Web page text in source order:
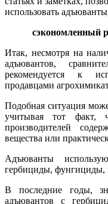
использовать
сэкономленный
Итак, несмотря на
адъювантов,
рекомендуется к
продавцами
Подобная ситуация
учитывая тот факт,
производителей
вещества или
Адъюванты
гербициды, фунгициды,
В последние годы,
адъювантов с